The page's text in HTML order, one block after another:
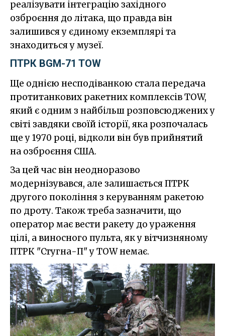
реалізувати інтеграцію західного
озброєння до літака, що правда він
залишився у єдиному екземплярі та
знаходиться у музеї.
ПТРК BGM-71 TOW
Ще однією несподіванкою стала передача
протитанкових ракетних комплексів TOW,
який є одним з найбільш розповсюджених у
світі завдяки своїй історії, яка розпочалась
ще у 1970 році, відколи він був прийнятий
на озброєння США.
За цей час він неодноразово
модернізувався, але залишається ПТРК
другого покоління з керуванням ракетою
по дроту. Також треба зазначити, що
оператор має вести ракету до ураження
цілі, а виносного пульта, як у вітчизняному
ПТРК "Стугна-П" у TOW немає.